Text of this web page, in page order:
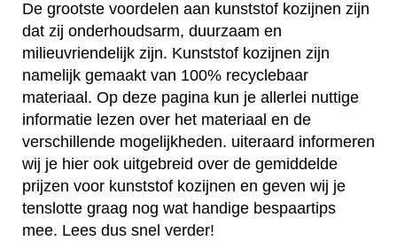
De grootste voordelen aan kunststof kozijnen zijn
dat zij onderhoudsarm, duurzaam en
milieuvriendelijk zijn. Kunststof kozijnen zijn
namelijk gemaakt van 100% recyclebaar
materiaal. Op deze pagina kun je allerlei nuttige
informatie lezen over het materiaal en de
verschillende mogelijkheden. uiteraard informeren
wij je hier ook uitgebreid over de gemiddelde
prijzen voor kunststof kozijnen en geven wij je
tenslotte graag nog wat handige bespaartips
mee. Lees dus snel verder!